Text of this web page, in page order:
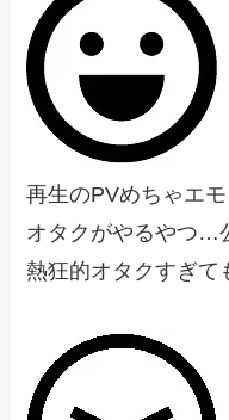
再生のPVめちゃエ
オタクがやるやつ…
熱狂的オタクすぎて